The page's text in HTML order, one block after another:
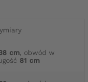
cm, obwód w
81 cm